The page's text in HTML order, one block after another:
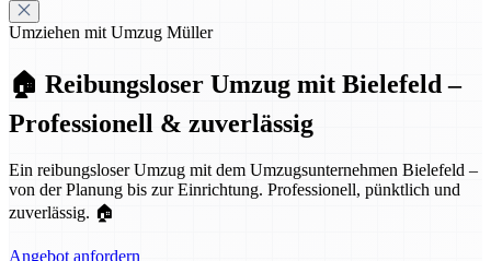
Umziehen mit Umzug Müller
🏠 Reibungsloser Umzug mit Bielefeld –
Professionell & zuverlässig
Ein reibungsloser Umzug mit dem Umzugsunternehmen Bielefeld –
von der Planung bis zur Einrichtung. Professionell, pünktlich und
zuverlässig. 🏠
Angebot anfordern